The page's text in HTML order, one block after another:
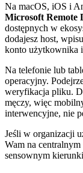
Na macOS, iOS i
Microsoft Remote
dostępnych w
dodajesz host,
konto użytkownika i
Na telefonie lub
operacyjny.
weryfikacja pliku.
męczy, więc
interwencyjne, nie
Jeśli w organizacji
Wam na
sensownym